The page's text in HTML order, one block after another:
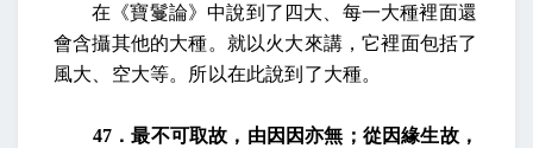
在 《寶鬘論》中說到了四大、每一大種裡面還
會含攝其他的大種。就以火大來講，它裡面包括了
風大、空大等。所以在此說到了大種。
47 ．最不可取故，由因因亦無；從因緣生故，